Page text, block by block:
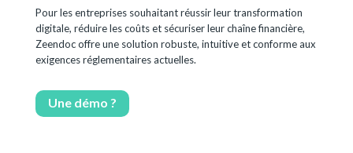
Pour les entreprises souhaitant réussir leur transformation
digitale, réduire les coûts et sécuriser leur chaîne financière,
Zeendoc offre une solution robuste, intuitive et conforme aux
exigences réglementaires actuelles.
Une démo ?